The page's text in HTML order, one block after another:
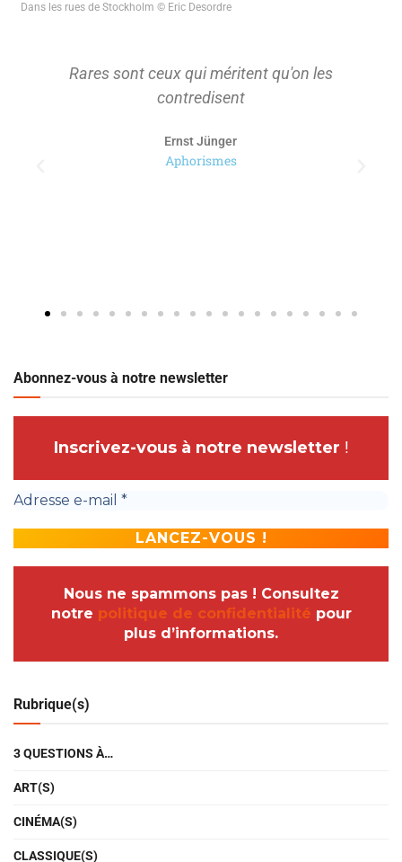
Dans les rues de Stockholm © Eric Desordre
Rares sont ceux qui méritent qu'on les
contredisent
Ernst Jünger
Aphorismes
Abonnez-vous à notre newsletter
Inscrivez-vous à notre newsletter !
Nous ne spammons pas ! Consultez
notre politique de confidentialité pour
plus d’informations.
Rubrique(s)
3 QUESTIONS À…
ART(S)
CINÉMA(S)
CLASSIQUE(S)